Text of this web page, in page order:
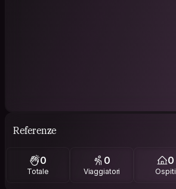
Referenze
0
Totale
0
Viaggiatori
0
Ospiti